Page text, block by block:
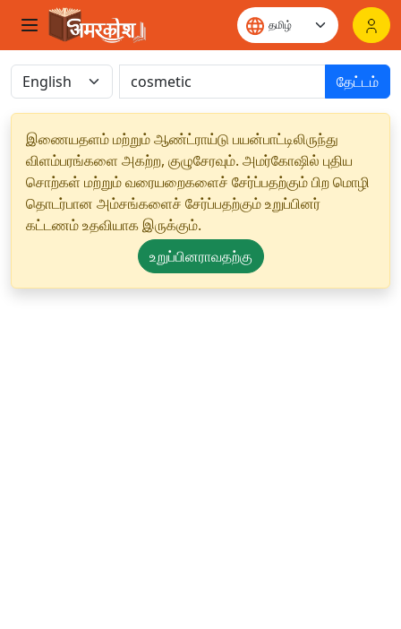
தேட்டம்
இணையதளம் மற்றும் ஆண்ட்ராய்டு பயன்பாட்டிலிருந்து
விளம்பரங்களை அகற்ற, குழுசேரவும். அமர்கோஷில் புதிய
சொற்கள் மற்றும் வரையறைகளைச் சேர்ப்பதற்கும் பிற மொழி
தொடர்பான அம்சங்களைச் சேர்ப்பதற்கும் உறுப்பினர்
கட்டணம் உதவியாக இருக்கும்.
உறுப்பினராவதற்கு